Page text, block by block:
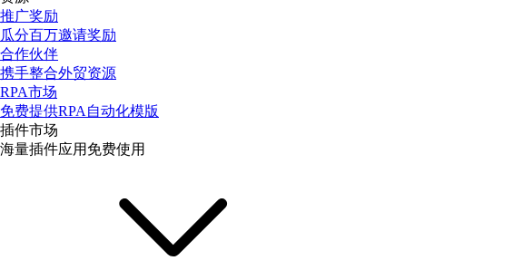
推广奖励
瓜分百万邀请奖励
合作伙伴
携手整合外贸资源
RPA市场
免费提供RPA自动化模版
插件市场
海量插件应用免费使用